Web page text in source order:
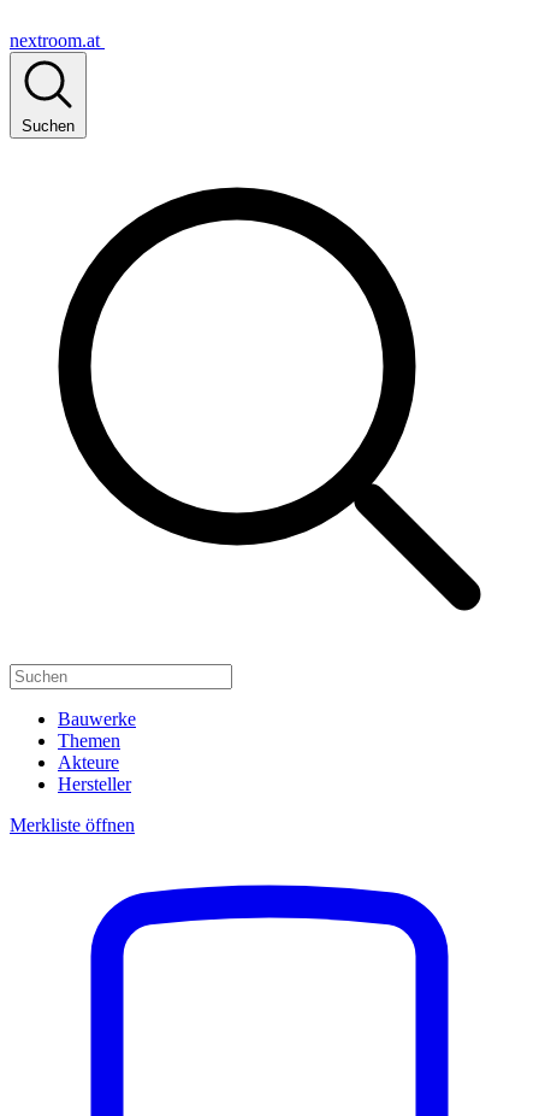
nextroom.at
Suchen
Bauwerke
Themen
Akteure
Hersteller
Merkliste öffnen